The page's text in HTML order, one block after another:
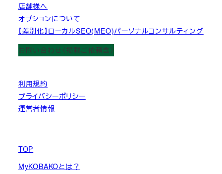
店舗様へ
オプションについて
【差別化】ローカルSEO(MEO)パーソナルコンサルティング
お問い合わせ（掲載ご依頼含）
利用規約
プライバシーポリシー
運営者情報
TOP
MyKOBAKOとは？